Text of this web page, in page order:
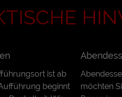
ist ab
beginnt
möchten